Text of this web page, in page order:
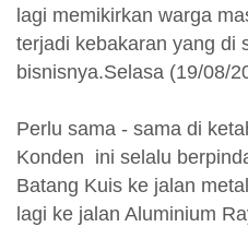
lagi memikirkan warga
terjadi kebakaran yang di
bisnisnya.Selasa (19/08/
Perlu sama - sama di
Konden ini selalu
Batang Kuis ke jalan
lagi ke jalan Aluminium